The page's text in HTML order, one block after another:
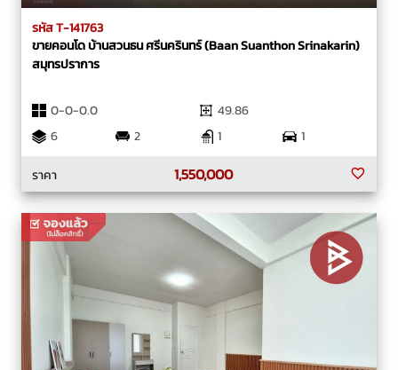
รหัส T-141763
ขายคอนโด บ้านสวนธน ศรีนครินทร์ (Baan Suanthon Srinakarin)
สมุทรปราการ
0-0-0.0
49.86
6
2 1
1
ราคา
1,550,000